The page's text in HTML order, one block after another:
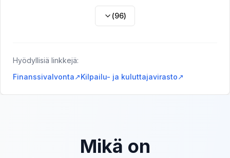
(96)
Hyödyllisiä linkkejä:
Finanssivalvonta↗Kilpailu- ja kuluttajavirasto↗
Mikä on